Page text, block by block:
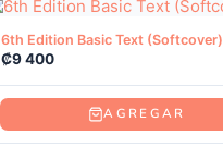
Ver producto
6th Edition Basic Text (Softcover)
₡9 400
AGREGAR